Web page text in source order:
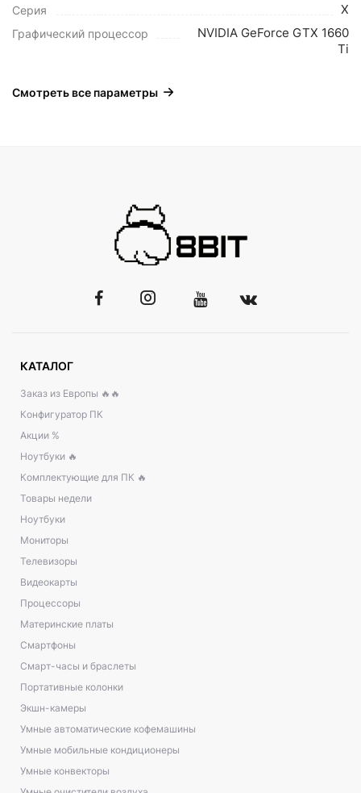
Серия X
Графический процессор
NVIDIA GeForce GTX 1660
Ti
Смотреть все параметры
КАТАЛОГ
Заказ из Европы 🔥🔥
Конфигуратор ПК
Акции %
Ноутбуки 🔥
Комплектующие для ПК 🔥
Товары недели
Ноутбуки
Мониторы
Телевизоры
Видеокарты
Процессоры
Материнские платы
Смартфоны
Смарт-часы и браслеты
Портативные колонки
Экшн-камеры
Умные автоматические кофемашины
Умные мобильные кондиционеры
Умные конвекторы